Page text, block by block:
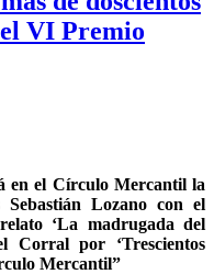
VI Premio
en el Círculo Mercantil la
Lozano con el
‘La madrugada del
Corral por ‘Trescientos
Mercantil”